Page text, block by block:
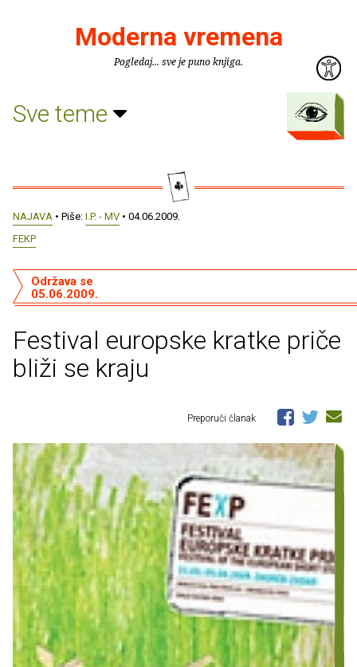
Moderna vremena
Pogledaj... sve je puno knjiga.
Sve teme
NAJAVA • Piše: I.P. - MV • 04.06.2009.
FEKP
Festival europske kratke priče
bliži se kraju
Održava se
05.06.2009.
Preporuči članak